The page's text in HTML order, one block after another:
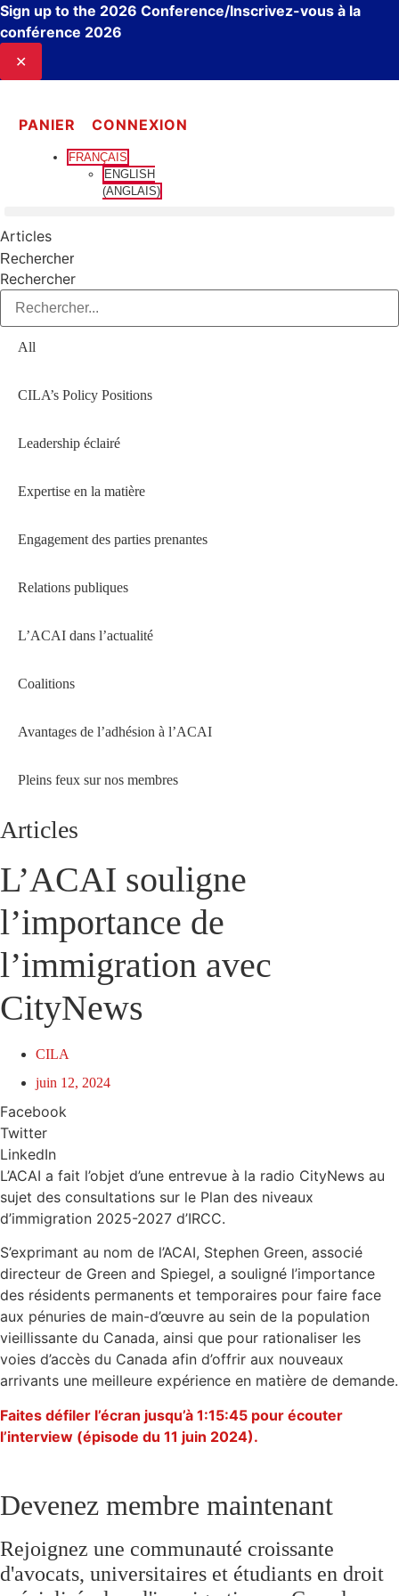
Sign up to the 2026 Conference/Inscrivez-vous à la
conférence 2026
✕
contenu
PANIER CONNEXION
FRANÇAIS
ENGLISH
(ANGLAIS)
Articles
Rechercher
Rechercher
All
CILA’s Policy Positions
Leadership éclairé
Expertise en la matière
Engagement des parties prenantes
Relations publiques
L’ACAI dans l’actualité
Coalitions
Avantages de l’adhésion à l’ACAI
Pleins feux sur nos membres
Articles
L’ACAI souligne
l’importance de
l’immigration avec
CityNews
CILA
juin 12, 2024
Facebook
Twitter
LinkedIn
L’ACAI a fait l’objet d’une entrevue à la radio CityNews au
sujet des consultations sur le Plan des niveaux
d’immigration 2025-2027 d’IRCC.
S’exprimant au nom de l’ACAI, Stephen Green, associé
directeur de Green and Spiegel, a souligné l’importance
des résidents permanents et temporaires pour faire face
aux pénuries de main-d’œuvre au sein de la population
vieillissante du Canada, ainsi que pour rationaliser les
voies d’accès du Canada afin d’offrir aux nouveaux
arrivants une meilleure expérience en matière de demande.
Faites défiler l’écran jusqu’à 1:15:45 pour écouter
l’interview (épisode du 11 juin 2024).
Devenez membre maintenant
Rejoignez une communauté croissante
d'avocats, universitaires et étudiants en droit